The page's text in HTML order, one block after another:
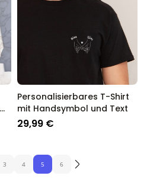
Personalisierbares T-Shirt
mit Handsymbol und Text
29,99 €
3 4 5 6